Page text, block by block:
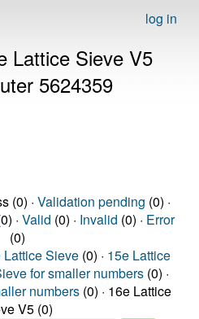
log in
Lattice Sieve V5
5624359
(0) · Validation pending (0) ·
· Valid (0) · Invalid (0) · Error
(0)
Lattice Sieve (0) · 15e Lattice
for smaller numbers (0) ·
numbers (0) · 16e Lattice
V5 (0)